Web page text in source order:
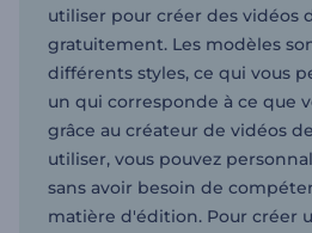
utiliser pour créer des vidéos
gratuitement. Les modèles
différents styles, ce qui vous
un qui corresponde à ce que
grâce au créateur de vidéos
utiliser, vous pouvez
sans avoir besoin de
matière d'édition. Pour créer